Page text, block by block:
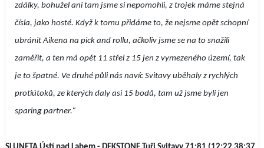
zdálky, bohužel ani tam jsme si nepomohli, z trojek máme stejná
čísla, jako hosté. Když k tomu přidáme to, že nejsme opět schopní
ubránit Aikena na pick and rollu, ačkoliv jsme se na to snažili
zaměřit, a ten má opět 11 střel z 15 jen z vymezeného území, tak
je to špatné. Ve druhé půli nás navíc Svitavy uběhaly z rychlých
protiútoků, ze kterých daly asi 15 bodů, tam už jsme byli jen
sparing partner.“